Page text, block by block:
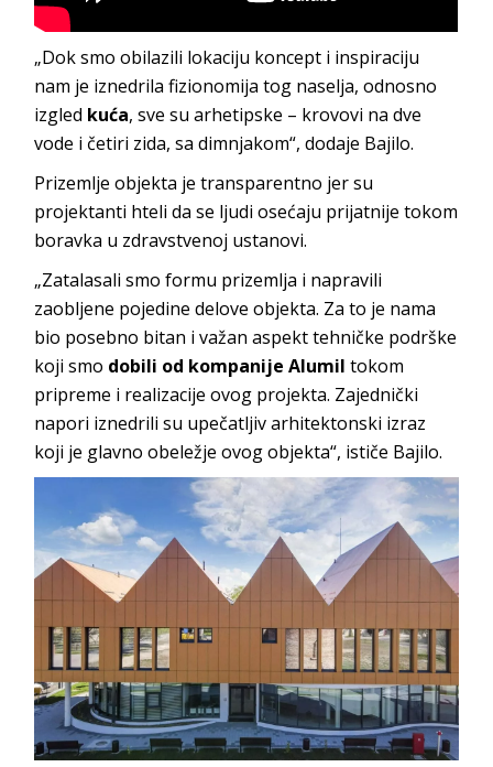
„Dok smo obilazili lokaciju koncept i inspiraciju
nam je iznedrila fizionomija tog naselja, odnosno
izgled kuća, sve su arhetipske – krovovi na dve
vode i četiri zida, sa dimnjakom“, dodaje Bajilo.
Prizemlje objekta je transparentno jer su
projektanti hteli da se ljudi osećaju prijatnije tokom
boravka u zdravstvenoj ustanovi.
„Zatalasali smo formu prizemlja i napravili
zaobljene pojedine delove objekta. Za to je nama
bio posebno bitan i važan aspekt tehničke podrške
koji smo dobili od kompanije Alumil tokom
pripreme i realizacije ovog projekta. Zajednički
napori iznedrili su upečatljiv arhitektonski izraz
koji je glavno obeležje ovog objekta“, ističe Bajilo.